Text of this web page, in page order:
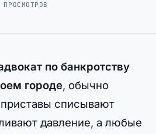
по банкротству
городе, обычно
списывают
давление, а любые